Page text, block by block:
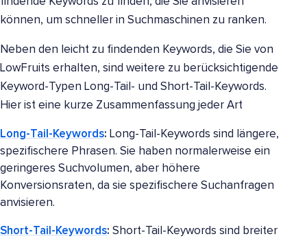
können, um schneller in Suchmaschinen zu ranken.
Neben den leicht zu findenden Keywords, die Sie von
LowFruits erhalten, sind weitere zu berücksichtigende
Keyword-Typen Long-Tail- und Short-Tail-Keywords.
Hier ist eine kurze Zusammenfassung jeder Art
Long-Tail-Keywords: Long-Tail-Keywords sind längere,
spezifischere Phrasen. Sie haben normalerweise ein
geringeres Suchvolumen, aber höhere
Konversionsraten, da sie spezifischere Suchanfragen
anvisieren.
Short-Tail-Keywords: Short-Tail-Keywords sind breiter